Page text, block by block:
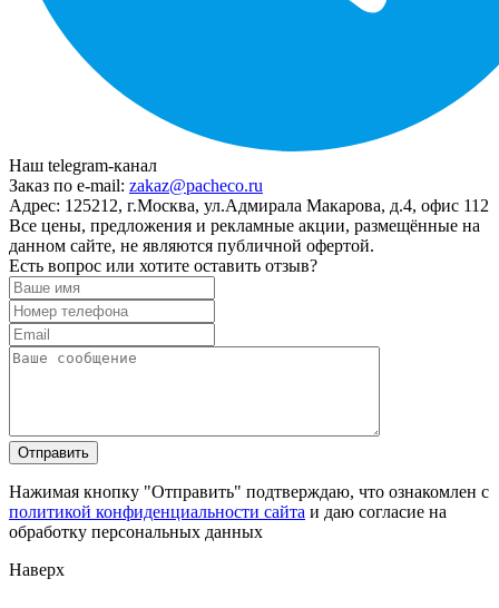
Наш telegram-канал
Заказ по e-mail: zakaz@pacheco.ru
Адрес: 125212, г.Москва, ул.Адмирала Макарова, д.4, офис 112
Все цены, предложения и рекламные акции, размещённые на
данном сайте, не являются публичной офертой.
Есть вопрос или хотите оставить отзыв?
Нажимая кнопку "Отправить" подтверждаю, что ознакомлен с
политикой конфиденциальности сайта и даю согласие на
обработку персональных данных
Наверх